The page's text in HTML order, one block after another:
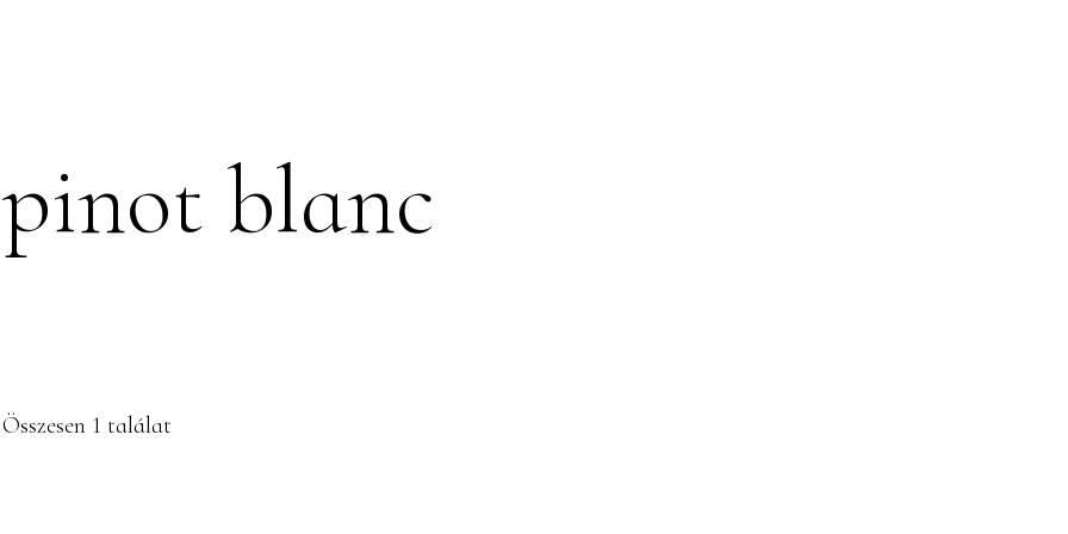
pinot blanc
Összesen 1 találat